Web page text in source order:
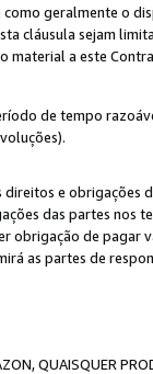
geralmente o
cláusula sejam
material a este
de tempo
e obrigações
das partes nos
obrigação de
as partes de
QUAISQUER